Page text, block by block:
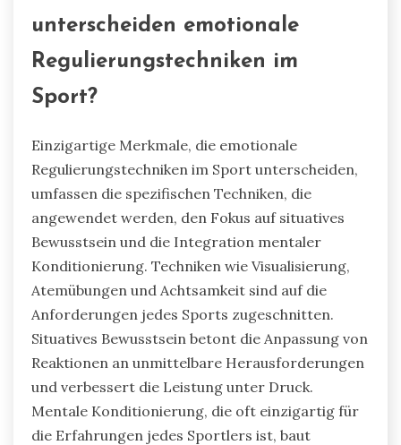
unterscheiden emotionale
Regulierungstechniken im
Sport?
Einzigartige Merkmale, die emotionale
Regulierungstechniken im Sport unterscheiden,
umfassen die spezifischen Techniken, die
angewendet werden, den Fokus auf situatives
Bewusstsein und die Integration mentaler
Konditionierung. Techniken wie Visualisierung,
Atemübungen und Achtsamkeit sind auf die
Anforderungen jedes Sports zugeschnitten.
Situatives Bewusstsein betont die Anpassung von
Reaktionen an unmittelbare Herausforderungen
und verbessert die Leistung unter Druck.
Mentale Konditionierung, die oft einzigartig für
die Erfahrungen jedes Sportlers ist, baut